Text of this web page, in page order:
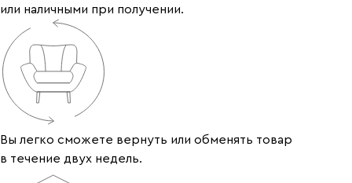
или наличными при получении.
Вы легко сможете вернуть или обменять товар
в течение двух недель.